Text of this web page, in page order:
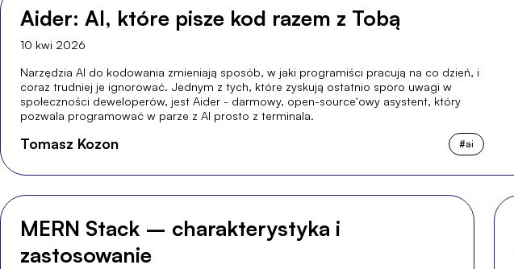
Aider: AI, które pisze kod razem z Tobą
10 kwi 2026
Narzędzia AI do kodowania zmieniają sposób, w jaki programiści pracują na co dzień, i
coraz trudniej je ignorować. Jednym z tych, które zyskują ostatnio sporo uwagi w
społeczności deweloperów, jest Aider - darmowy, open-source'owy asystent, który
pozwala programować w parze z AI prosto z terminala.
Tomasz Kozon #ai
MERN Stack – charakterystyka i
zastosowanie